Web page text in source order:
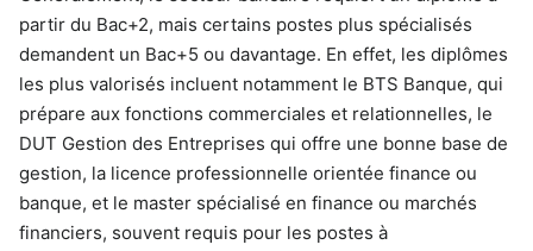
partir du Bac+2, mais certains postes plus spécialisés
demandent un Bac+5 ou davantage. En effet, les diplômes
les plus valorisés incluent notamment le BTS Banque, qui
prépare aux fonctions commerciales et relationnelles, le
DUT Gestion des Entreprises qui offre une bonne base de
gestion, la licence professionnelle orientée finance ou
banque, et le master spécialisé en finance ou marchés
financiers, souvent requis pour les postes à